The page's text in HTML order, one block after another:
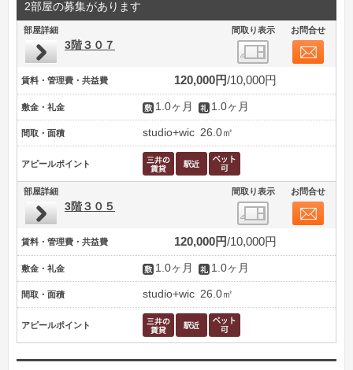
2部屋の募集があります
部屋詳細 間取り表示 お問合せ
3階３０７
賃料・管理費・共益費 120,000円 10,000円
敷金・礼金 1.0ヶ月 1.0ヶ月
間取・面積 studio+wic 26.0㎡
アピールポイント
部屋詳細 間取り表示 お問合せ
3階３０５
賃料・管理費・共益費 120,000円 10,000円
敷金・礼金 1.0ヶ月 1.0ヶ月
間取・面積 studio+wic 26.0㎡
アピールポイント